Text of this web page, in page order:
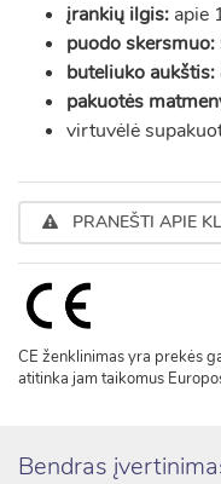
įrankių ilgis: apie
puodo skersmuo:
buteliuko aukštis:
pakuotės
virtuvėlė
PRANEŠTI APIE
CE ženklinimas yra prekės
atitinka jam taikomus
Bendras